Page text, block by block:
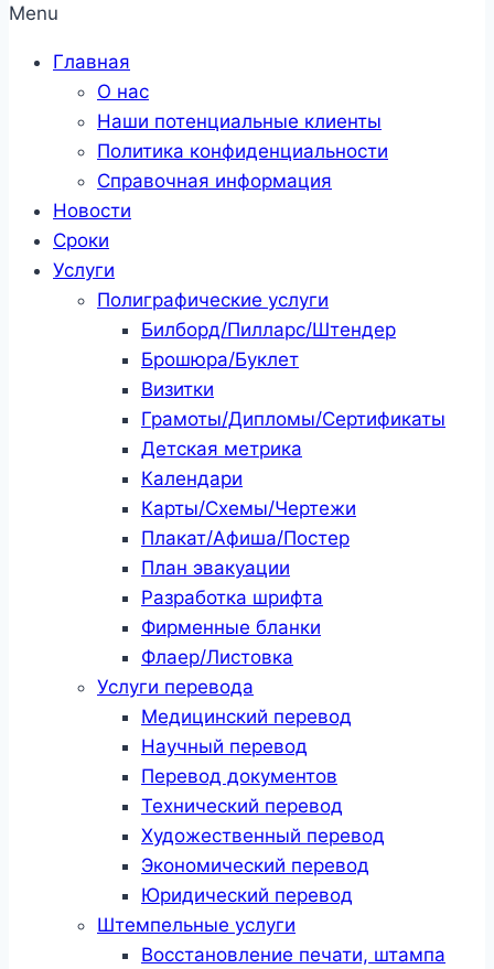
Menu
Главная
О нас
Наши потенциальные клиенты
Политика конфиденциальности
Справочная информация
Новости
Сроки
Услуги
Полиграфические услуги
Билборд/Пилларс/Штендер
Брошюра/Буклет
Визитки
Грамоты/Дипломы/Сертификаты
Детская метрика
Календари
Карты/Схемы/Чертежи
Плакат/Афиша/Постер
План эвакуации
Разработка шрифта
Фирменные бланки
Флаер/Листовка
Услуги перевода
Медицинский перевод
Научный перевод
Перевод документов
Технический перевод
Художественный перевод
Экономический перевод
Юридический перевод
Штемпельные услуги
Восстановление печати, штампа